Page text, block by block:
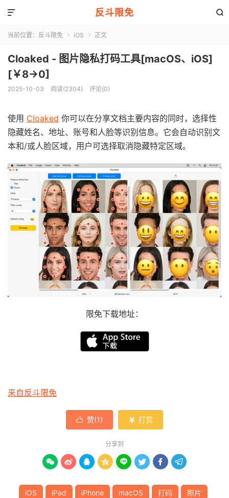
反斗限免 

当前位置： 反斗限免  iOS  正文
Cloaked - 图片隐私打码工具[macOS、iOS]
[￥8→0]
2025-10-03 阅读(2304) 评论(0)
使用 Cloaked 你可以在分享文档主要内容的同时，选择性
隐藏姓名、地址、账号和人脸等识别信息。它会自动识别文
本和/或人脸区域，用户可选择取消隐藏特定区域。
限免下载地址：
来自反斗限免
 赞(1)  打赏
分享到
       
iOS iPad iPhone macOS 打码 照片